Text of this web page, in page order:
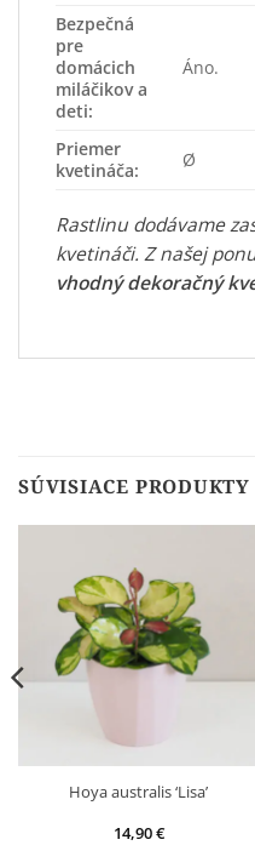
Bezpečná
pre
domácich
miláčikov a
deti:
Áno.
Priemer
kvetináča:
Ø
Rastlinu dodávame
kvetináči. Z našej
vhodný dekoračný
SÚVISIACE PRODUKTY
Hoya australis ‘Lisa’
14,90€